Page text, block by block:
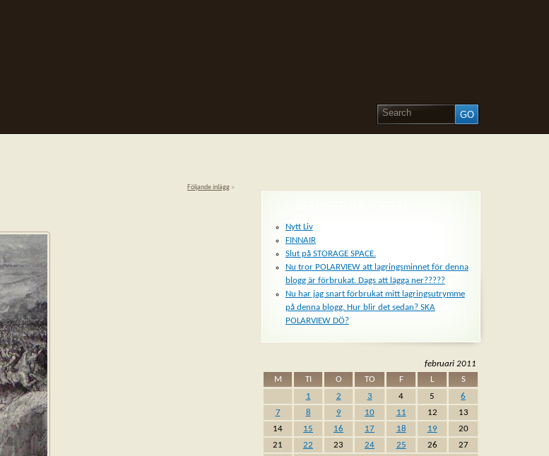
Följande inlägg »
Nytt Liv
FINNAIR
Slut på STORAGE SPACE.
Nu tror POLARVIEW att lagringsminnet för denna
blogg är förbrukat. Dags att lägga ner?????
Nu har jag snart förbrukat mitt lagringsutrymme
på denna blogg. Hur blir det sedan? SKA
POLARVIEW DÖ?
februari 2011
M
TI O TO F L S
1 2 3 4 5
6
7
8 9 10 11 12
13
14
15 16 17 18 19
20
21
22 23 24 25 26
27